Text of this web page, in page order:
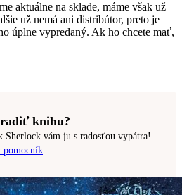
aktuálne na sklade, máme však už
už nemá ani distribútor, preto je
úplne vypredaný. Ak ho chcete mať,
knihu?
Sherlock vám ju s radosťou vypátra!